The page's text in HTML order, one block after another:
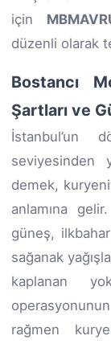
için
düzenli olarak
Bostancı
Şartları ve
İstanbul’un
seviyesinden
demek,
anlamına
güneş,
sağanak
kaplanan
rağmen